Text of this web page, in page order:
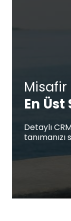
En Üst
Detaylı
tanımanızı